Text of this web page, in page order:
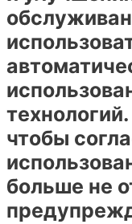
чтобы
больше не